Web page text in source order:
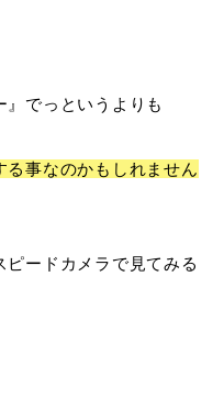
』でっというよりも
る事なのかもしれません
ードカメラで見てみる